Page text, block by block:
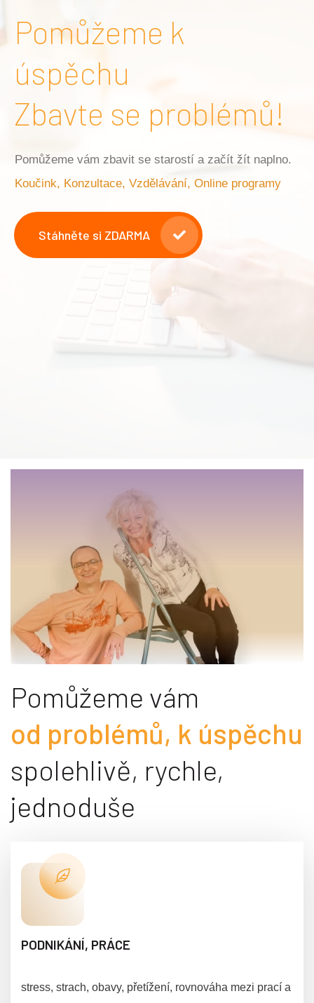
Pomůžeme k
úspěchu
Zbavte se problémů!
Pomůžeme vám zbavit se starostí a začít žít naplno.
Koučink, Konzultace, Vzdělávání, Online programy
Stáhněte si ZDARMA
Pomůžeme vám
od problémů, k úspěchu
spolehlivě, rychle,
jednoduše
PODNIKÁNÍ, PRÁCE
stress, strach, obavy, přetížení, rovnováha mezi prací a